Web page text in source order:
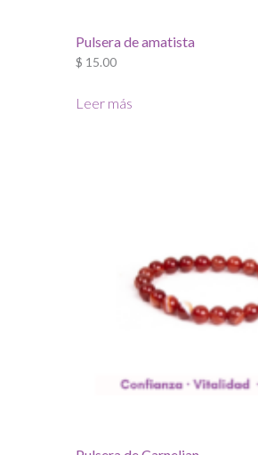
Pulsera de amatista
$ 15.00
Leer más